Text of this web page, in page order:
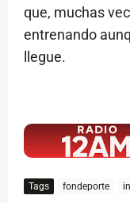
que, muchas
entrenando
llegue.
Tags fondeporte